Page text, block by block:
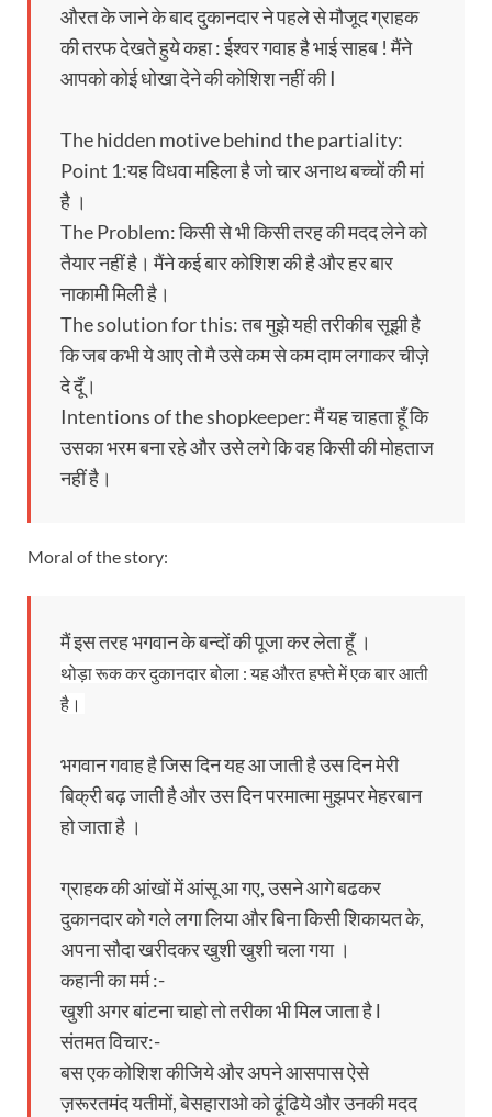
औरत के जाने के बाद दुकानदार ने पहले से मौजूद ग्राहक
की तरफ देखते हुये कहा : ईश्वर गवाह है भाई साहब ! मैंने
आपको कोई धोखा देने की कोशिश नहीं की I
The hidden motive behind the partiality:
Point 1:यह विधवा महिला है जो चार अनाथ बच्चों की मां
है ।
The Problem: किसी से भी किसी तरह की मदद लेने को
तैयार नहीं है। मैंने कई बार कोशिश की है और हर बार
नाकामी मिली है।
The solution for this: तब मुझे यही तरीकीब सूझी है
कि जब कभी ये आए तो मै उसे कम से कम दाम लगाकर चीज़े
दे दूँ।
Intentions of the shopkeeper: मैं यह चाहता हूँ कि
उसका भरम बना रहे और उसे लगे कि वह किसी की मोहताज
नहीं है।
Moral of the story:
मैं इस तरह भगवान के बन्दों की पूजा कर लेता हूँ ।
थोड़ा रूक कर दुकानदार बोला : यह औरत हफ्ते में एक बार आती
है।
भगवान गवाह है जिस दिन यह आ जाती है उस दिन मेरी
बिक्री बढ़ जाती है और उस दिन परमात्मा मुझपर मेहरबान
हो जाता है ।
ग्राहक की आंखों में आंसू आ गए, उसने आगे बढकर
दुकानदार को गले लगा लिया और बिना किसी शिकायत के,
अपना सौदा खरीदकर खुशी खुशी चला गया ।
कहानी का मर्म :-
खुशी अगर बांटना चाहो तो तरीका भी मिल जाता है l
संतमत विचार:-
बस एक कोशिश कीजिये और अपने आसपास ऐसे
ज़रूरतमंद यतीमों, बेसहाराओ को ढूंढिये और उनकी मदद